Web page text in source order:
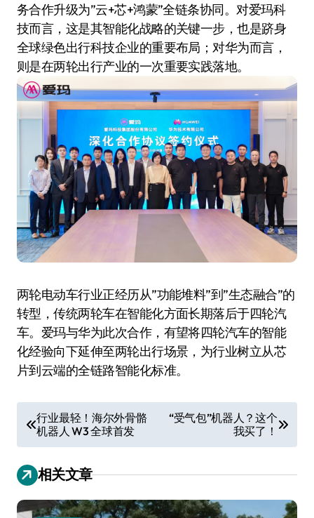
务合作升级为”云+芯+鸿蒙”全链条协同。对爱玛科
技而言，这是其智能化战略的关键一步，也是跻身
全球绿色出行科技企业的重要布局；对华为而言，
则是在两轮出行产业的一次重要实践落地。
两轮电动车行业正经历从”功能堆料”到”生态融合”的
转型，传统两轮车在智能化方面长期落后于四轮汽
车。爱玛与华为此次合作，有望将四轮汽车的智能
化经验向下延伸至两轮出行场景，为行业树立从芯
片到云端的全链路智能化标准。
章
导
航
行业最轻！海尔外骨骼
机器人 W3 全球首发
“受气包”机器人？这个
我买了！
相关文章